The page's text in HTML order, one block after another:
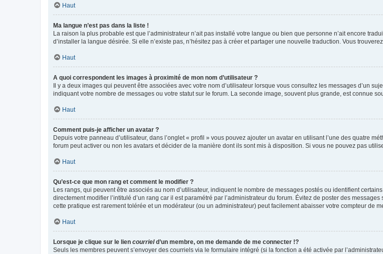
Haut
Ma langue n’est pas dans la liste !
La raison la plus probable est que l’administrateur n’ait pas installé votre langue ou bien que personne n’ait encore
d’installer la langue désirée. Si elle n’existe pas, n’hésitez pas à créer et partager une nouvelle traduction. Vous
Haut
A quoi correspondent les images à proximité de mon nom d’utilisateur ?
Il y a deux images qui peuvent être associées avec votre nom d’utilisateur lorsque vous consultez les messages d’un
indiquant votre nombre de messages ou votre statut sur le forum. La seconde image, souvent plus grande, est connue
Haut
Comment puis-je afficher un avatar ?
Depuis votre panneau d’utilisateur, dans l’onglet « profil » vous pouvez ajouter un avatar en utilisant l’une des quatre
forum peut activer ou non les avatars et décider de la manière dont ils sont mis à disposition. Si vous ne pouvez pas
Haut
Qu’est-ce que mon rang et comment le modifier ?
Les rangs, qui peuvent être associés au nom d’utilisateur, indiquent le nombre de messages postés ou identifient
directement modifier l’intitulé d’un rang car il est paramétré par l’administrateur du forum. Évitez de poster des
cette pratique est rarement tolérée et un modérateur (ou un administrateur) peut facilement abaisser votre compteur de
Haut
Lorsque je clique sur le lien courrield’un membre, on me demande de me connecter !?
Seuls les membres peuvent s’envoyer des courriels via le formulaire intégré (si la fonction a été activée par